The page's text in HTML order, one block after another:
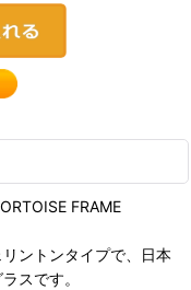
FRAME
ントンタイプで、日本
スです。